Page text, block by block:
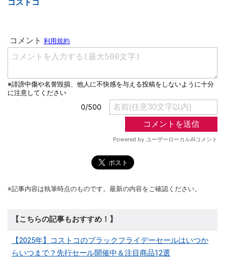
コストコ
※記事内容は執筆時点のものです。最新の内容をご確認ください。
【こちらの記事もおすすめ！】
【2025年】コストコのブラックフライデーセールはいつか
らいつまで？先行セール開催中＆注目商品12選